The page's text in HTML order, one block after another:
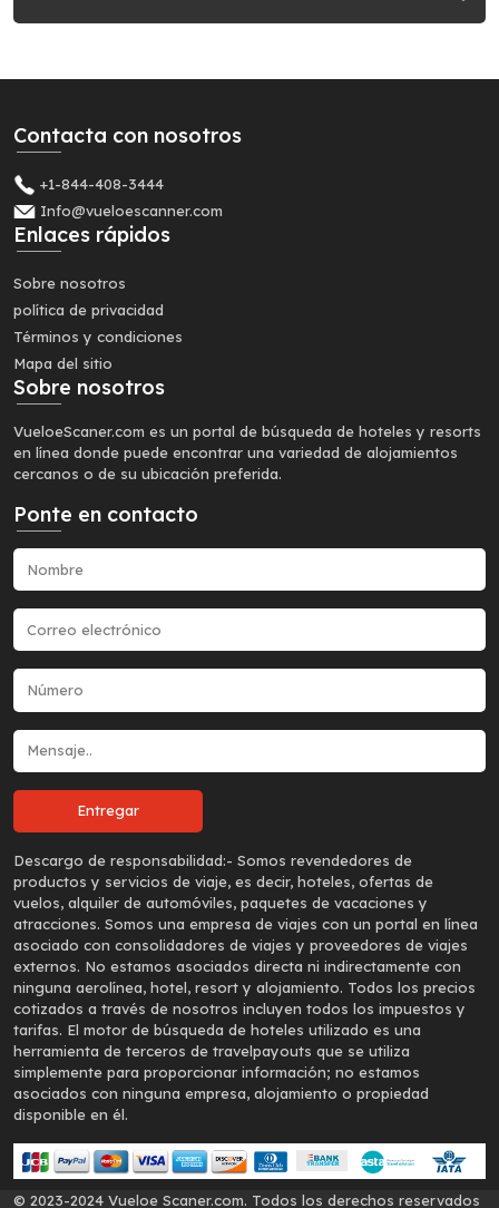
Contacta con nosotros
+1-844-408-3444
Info@vueloescanner.com
Enlaces rápidos
Sobre nosotros
política de privacidad
Términos y condiciones
Mapa del sitio
Sobre nosotros
VueloeScaner.com es un portal de búsqueda de hoteles y resorts
en línea donde puede encontrar una variedad de alojamientos
cercanos o de su ubicación preferida.
Ponte en contacto
Descargo de responsabilidad:- Somos revendedores de
productos y servicios de viaje, es decir, hoteles, ofertas de
vuelos, alquiler de automóviles, paquetes de vacaciones y
atracciones. Somos una empresa de viajes con un portal en línea
asociado con consolidadores de viajes y proveedores de viajes
externos. No estamos asociados directa ni indirectamente con
ninguna aerolínea, hotel, resort y alojamiento. Todos los precios
cotizados a través de nosotros incluyen todos los impuestos y
tarifas. El motor de búsqueda de hoteles utilizado es una
herramienta de terceros de travelpayouts que se utiliza
simplemente para proporcionar información; no estamos
asociados con ninguna empresa, alojamiento o propiedad
disponible en él.
© 2023-2024 Vueloe Scaner.com. Todos los derechos reservados